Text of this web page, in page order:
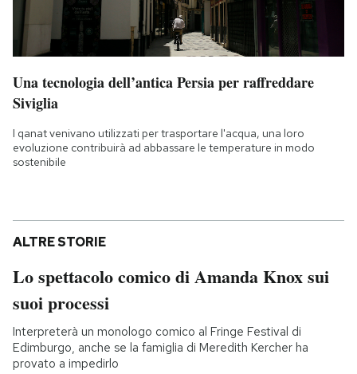
Una tecnologia dell’antica Persia per raffreddare
Siviglia
I qanat venivano utilizzati per trasportare l'acqua, una loro
evoluzione contribuirà ad abbassare le temperature in modo
sostenibile
ALTRE STORIE
Lo spettacolo comico di Amanda Knox sui
suoi processi
Interpreterà un monologo comico al Fringe Festival di
Edimburgo, anche se la famiglia di Meredith Kercher ha
provato a impedirlo